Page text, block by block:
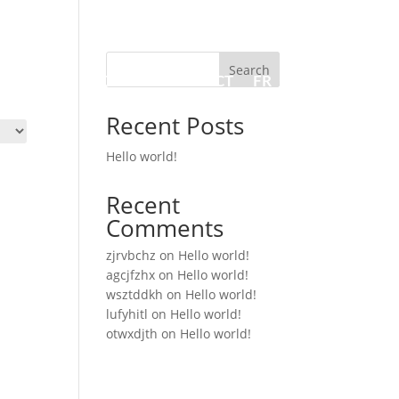
A PROPOS CONTACT FR
Search
Recent Posts
Hello world!
Recent
Comments
zjrvbchz on Hello world!
agcjfzhx on Hello world!
wsztddkh on Hello world!
lufyhitl on Hello world!
otwxdjth on Hello world!